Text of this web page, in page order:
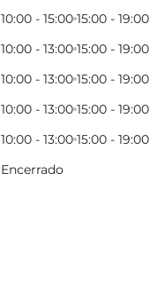
10:00 - 15:00 15:00 - 19:00
10:00 - 13:00 15:00 - 19:00
10:00 - 13:00 15:00 - 19:00
10:00 - 13:00 15:00 - 19:00
10:00 - 13:00 15:00 - 19:00
Encerrado